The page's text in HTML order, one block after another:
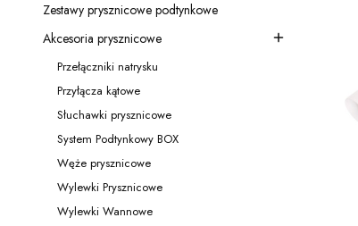
Kategoria - Zestawy prysznicowe podtynkowe
Zestawy prysznicowe podtynkowe
Kategoria - Akcesoria prysznicowe
Akcesoria prysznicowe
Kategoria - Przełączniki natrysku
Przełączniki natrysku
Kategoria - Przyłącza kątowe
Przyłącza kątowe
Kategoria - Słuchawki prysznicowe
Słuchawki prysznicowe
Kategoria - System Podtynkowy BOX
System Podtynkowy BOX
Kategoria - Węże prysznicowe
Węże prysznicowe
Kategoria - Wylewki Prysznicowe
Wylewki Prysznicowe
Kategoria - Wylewki Wannowe
Wylewki Wannowe